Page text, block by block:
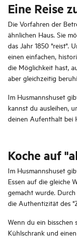
Eine Reise
Die Vorfahren der
ähnlichen Haus. Sie
das Jahr 1850 "reist".
einen einfachen,
die Möglichkeit hast,
aber gleichzeitig
Im Husmannshuset
kannst du ausleihen,
deinen Aufenthalt bei
Koche auf
Im Husmannshuset
Essen auf die gleiche
gemacht wurde.
die Authentizität des
Wenn du ein bisschen
Kühlschrank und